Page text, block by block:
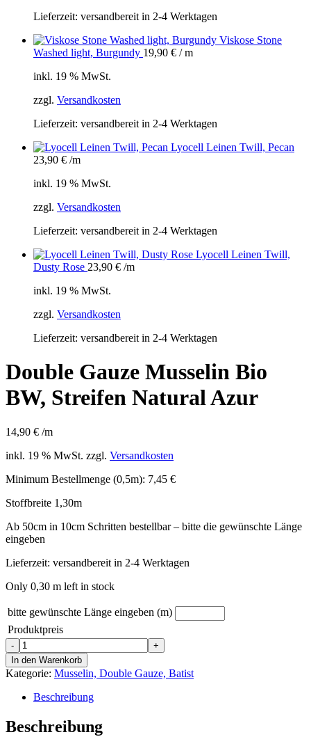
Lieferzeit: versandbereit in 2-4 Werktagen
Viskose Stone
Washed light, Burgundy 19,90 € / m
inkl. 19 % MwSt.
zzgl. Versandkosten
Lieferzeit: versandbereit in 2-4 Werktagen
Lyocell Leinen Twill, Pecan
23,90 € /m
inkl. 19 % MwSt.
zzgl. Versandkosten
Lieferzeit: versandbereit in 2-4 Werktagen
Lyocell Leinen Twill,
Dusty Rose 23,90 € /m
inkl. 19 % MwSt.
zzgl. Versandkosten
Lieferzeit: versandbereit in 2-4 Werktagen
Double Gauze Musselin Bio
BW, Streifen Natural Azur
14,90 € /m
inkl. 19 % MwSt. zzgl. Versandkosten
Minimum Bestellmenge (0,5m): 7,45 €
Stoffbreite 1,30m
Ab 50cm in 10cm Schritten bestellbar – bitte die gewünschte Länge
eingeben
Lieferzeit: versandbereit in 2-4 Werktagen
Only 0,30 m left in stock
bitte gewünschte Länge eingeben (m)
Produktpreis
Double
Gauze
Musselin
Bio
BW,
Streifen
Natural
Azur
In den Warenkorb
Kategorie: Musselin, Double Gauze, Batist
Beschreibung
Beschreibung